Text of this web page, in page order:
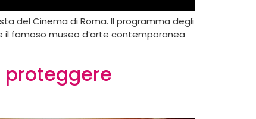
del Cinema di Roma. Il programma degli
il famoso museo d’arte contemporanea
proteggere